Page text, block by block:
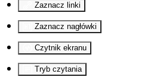
Zaznacz linki
Zaznacz nagłówki
Czytnik ekranu
Tryb czytania